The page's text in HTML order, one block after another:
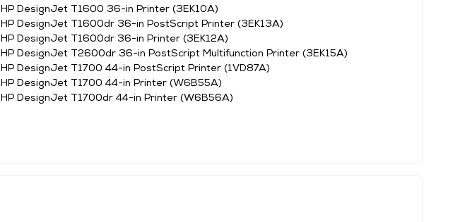
HP DesignJet T1600 36-in Printer (3EK10A)
HP DesignJet T1600dr 36-in PostScript Printer (3EK13A)
HP DesignJet T1600dr 36-in Printer (3EK12A)
HP DesignJet T2600dr 36-in PostScript Multifunction Printer (3EK15A)
HP DesignJet T1700 44-in PostScript Printer (1VD87A)
HP DesignJet T1700 44-in Printer (W6B55A)
HP DesignJet T1700dr 44-in Printer (W6B56A)